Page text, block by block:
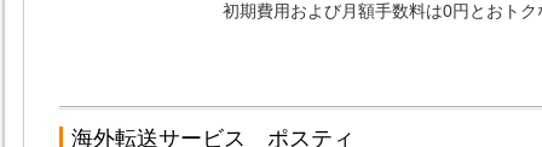
初期費用および月額手数料は0円とおト
海外転送サービス ポスティ